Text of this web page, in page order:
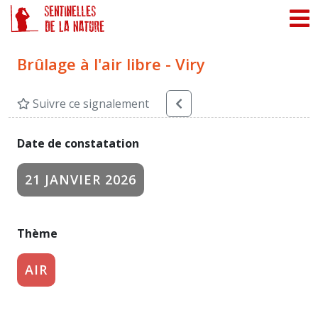
Brûlage à l'air libre - Viry
Suivre ce signalement
Date de constatation
21 JANVIER 2026
Thème
AIR
Panneau de gestion des cookies